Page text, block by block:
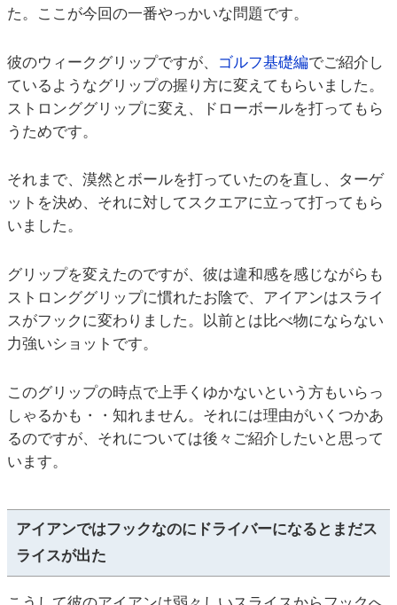
た。ここが今回の一番やっかいな問題です。
彼のウィークグリップですが、 ゴルフ基礎編でご紹介し
ているようなグリップの握り方に変えてもらいました。
ストロンググリップに変え、ドローボールを打ってもら
うためです。
それまで、漠然とボールを打っていたのを直し、ターゲ
ットを決め、それに対してスクエアに立って打ってもら
いました。
グリップを変えたのですが、彼は違和感を感じながらも
ストロンググリップに慣れたお陰で、アイアンはスライ
スがフックに変わりました。以前とは比べ物にならない
力強いショットです。
このグリップの時点で上手くゆかないという方もいらっ
しゃるかも・・知れません。それには理由がいくつかあ
るのですが、それについては後々ご紹介したいと思って
います。
アイアンではフックなのにドライバーになるとまだス
ライスが出た